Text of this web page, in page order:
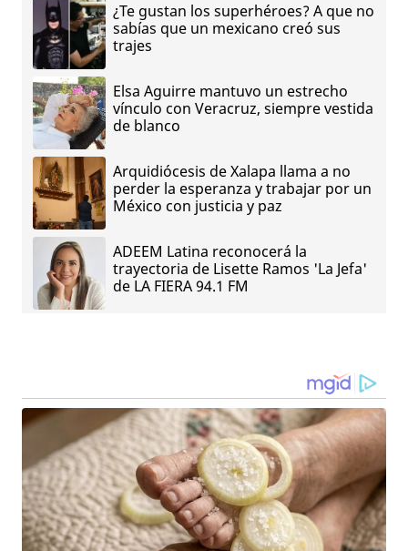
¿Te gustan los superhéroes? A que no
sabías que un mexicano creó sus
trajes
Elsa Aguirre mantuvo un estrecho
vínculo con Veracruz, siempre vestida
de blanco
Arquidiócesis de Xalapa llama a no
perder la esperanza y trabajar por un
México con justicia y paz
ADEEM Latina reconocerá la
trayectoria de Lisette Ramos 'La Jefa'
de LA FIERA 94.1 FM